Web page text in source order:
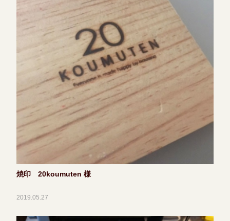
焼印 20koumuten 様
2019.05.27